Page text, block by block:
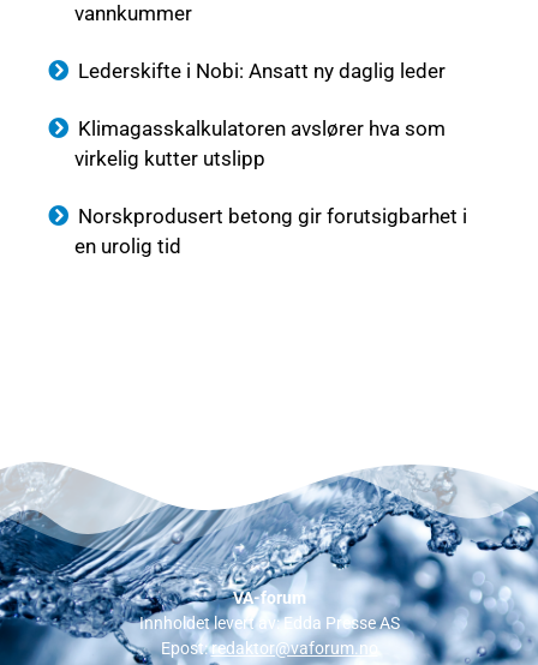
vannkummer
Lederskifte i Nobi: Ansatt ny daglig leder
Klimagasskalkulatoren avslører hva som
virkelig kutter utslipp
Norskprodusert betong gir forutsigbarhet i
en urolig tid
VA-forum
Innholdet levert av: Edda Presse AS
Epost:redaktor@vaforum.no